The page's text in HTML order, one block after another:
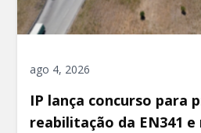
ago 4, 2026
IP lança concurso para
reabilitação da EN341